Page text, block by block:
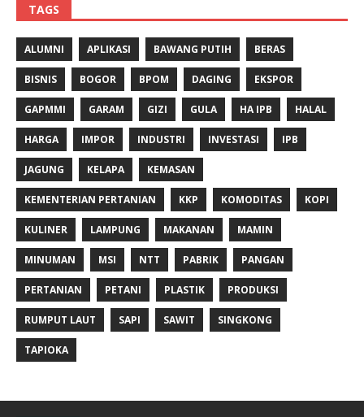
TAGS
ALUMNI APLIKASI BAWANG PUTIH BERAS
BISNIS BOGOR BPOM DAGING EKSPOR
GAPMMI GARAM GIZI GULA HA IPB HALAL
HARGA IMPOR INDUSTRI INVESTASI IPB
JAGUNG KELAPA KEMASAN
KEMENTERIAN PERTANIAN KKP KOMODITAS KOPI
KULINER LAMPUNG MAKANAN MAMIN
MINUMAN MSI NTT PABRIK PANGAN
PERTANIAN PETANI PLASTIK PRODUKSI
RUMPUT LAUT SAPI SAWIT SINGKONG
TAPIOKA